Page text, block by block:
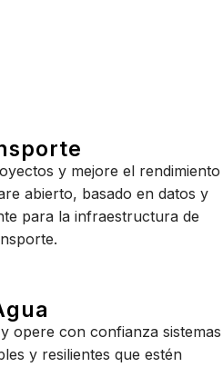
siempre
no emplearemos sus datos
y carbono
y el rendimiento de los
y mejore el rendimiento
abierto, basado en datos y
para la infraestructura de
opere con confianza sistemas
y resilientes que estén